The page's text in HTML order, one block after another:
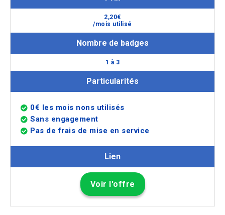
2,20€
/mois utilisé
Nombre de badges
1 à 3
Particularités
0€ les mois nons utilisés
Sans engagement
Pas de frais de mise en service
Lien
Voir l'offre